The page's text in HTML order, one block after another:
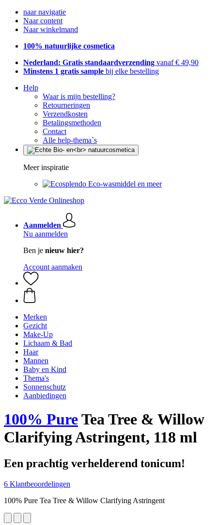
naar navigatie
Naar content
Naar winkelmand
100% natuurlijke cosmetica
Nederland: Gratis standaardverzending vanaf € 49,90
Minstens 1 gratis sample bij elke bestelling
Help
Waar is mijn bestelling?
Retourneringen
Verzendkosten
Betalingsmethoden
Contact
Alle help-thema`s
Meer inspiratie
Eco-wasmiddel en meer
Aanmelden
Nu aanmelden
Ben je nieuw hier?
Account aanmaken
Merken
Gezicht
Make-Up
Lichaam & Bad
Haar
Mannen
Baby en Kind
Thema's
Sonnenschutz
Aanbiedingen
100% PureTea Tree & Willow
Clarifying Astringent, 118 ml
Een prachtig verhelderend tonicum!
6 Klantbeoordelingen
100% Pure Tea Tree & Willow Clarifying Astringent